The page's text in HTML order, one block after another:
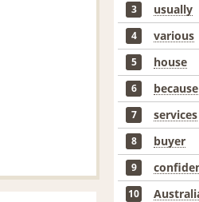
3 usually
4 various
5 house
6 because
7 services
8 buyer
9
10